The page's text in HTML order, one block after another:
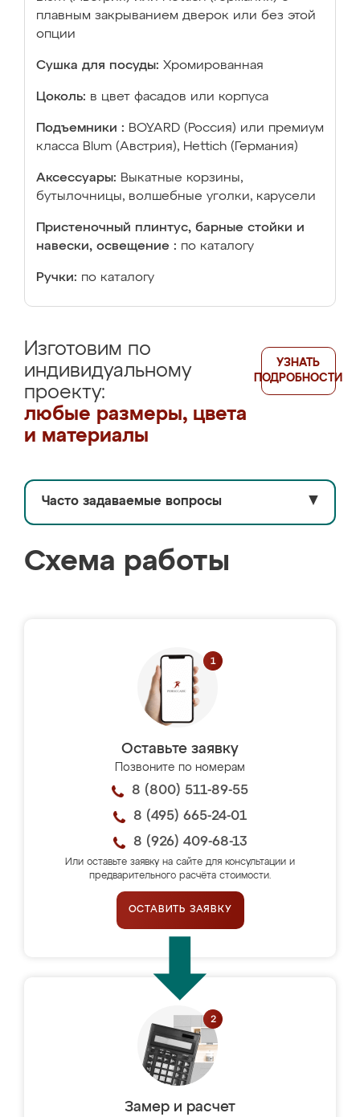
плавным закрыванием дверок или без этой
опции
Сушка для посуды: Хромированная
Цоколь: в цвет фасадов или корпуса
Подъемники : BOYARD (Россия) или премиум
класса Blum (Австрия), Hettich (Германия)
Аксессуары: Выкатные корзины,
бутылочницы, волшебные уголки, карусели
Пристеночный плинтус, барные стойки и
навески, освещение : по каталогу
Ручки: по каталогу
Изготовим по
индивидуальному
проекту:
любые размеры, цвета
и материалы
УЗНАТЬ
ПОДРОБНОСТИ
Часто задаваемые вопросы ▼
Схема работы
Оставьте заявку
Позвоните по номерам
8 (800) 511-89-55
8 (495) 665-24-01
8 (926) 409-68-13
Или оставьте заявку на сайте для консультации и
предварительного расчёта стоимости.
ОСТАВИТЬ ЗАЯВКУ
Замер и расчет